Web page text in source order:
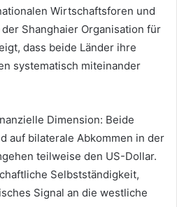
Wirtschaftsforen und
Shanghaier Organisation für
dass beide Länder ihre
systematisch miteinander
Dimension: Beide
auf bilaterale Abkommen in der
teilweise den US-Dollar.
Selbstständigkeit,
Signal an die westliche